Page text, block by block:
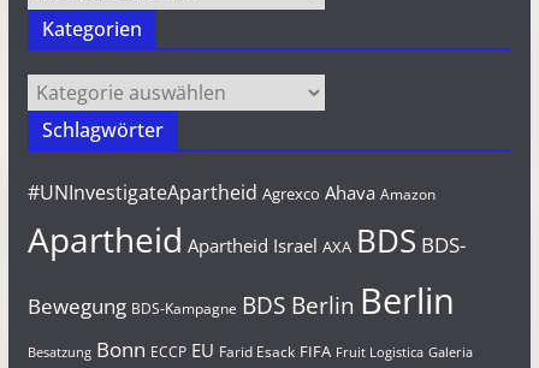
Kategorien
Kategorien
Schlagwörter
#UNInvestigateApartheid Agrexco Ahava Amazon
Apartheid Apartheid Israel AXA BDS BDS-
Bewegung BDS-Kampagne BDS Berlin Berlin
Besatzung Bonn ECCP EU Farid Esack FIFA Fruit Logistica Galeria